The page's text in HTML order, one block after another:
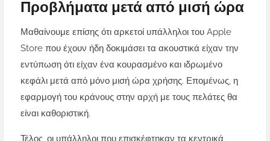
Προβλήματα μετά από μισή ώρα
Μαθαίνουμε επίσης ότι αρκετοί υπάλληλοι του Apple
Store που έχουν ήδη δοκιμάσει τα ακουστικά είχαν την
εντύπωση ότι είχαν ένα κουρασμένο και ιδρωμένο
κεφάλι μετά από μόνο μισή ώρα χρήσης. Επομένως, η
εφαρμογή του κράνους στην αρχή με τους πελάτες θα
είναι καθοριστική.
Τέλος, οι υπάλληλοι που επισκέφτηκαν τα κεντρικά